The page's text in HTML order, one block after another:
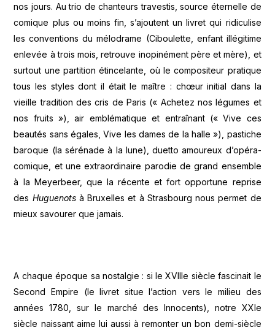
nos jours. Au trio de chanteurs travestis, source éternelle de
comique plus ou moins fin, s’ajoutent un livret qui ridiculise
les conventions du mélodrame (Ciboulette, enfant illégitime
enlevée à trois mois, retrouve inopinément père et mère), et
surtout une partition étincelante, où le compositeur pratique
tous les styles dont il était le maître : chœur initial dans la
vieille tradition des cris de Paris (« Achetez nos légumes et
nos fruits »), air emblématique et entraînant (« Vive ces
beautés sans égales, Vive les dames de la halle »), pastiche
baroque (la sérénade à la lune), duetto amoureux d’opéra-
comique, et une extraordinaire parodie de grand ensemble
à la Meyerbeer, que la récente et fort opportune reprise
des Huguenotsà Bruxelles et à Strasbourg nous permet de
mieux savourer que jamais.
A chaque époque sa nostalgie : si le XVIIIe siècle fascinait le
Second Empire (le livret situe l’action vers le milieu des
années 1780, sur le marché des Innocents), notre XXIe
siècle naissant aime lui aussi à remonter un bon demi-siècle